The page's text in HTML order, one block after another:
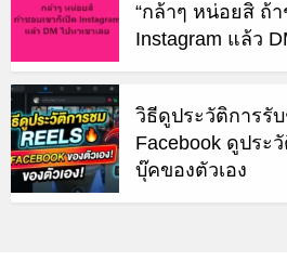
“กล้าๆ หน่อยสิ ถ้า
Instagram แล้ว
วิธีดูประวัติการรั
Facebook ดูประ
บุ๊คของตัวเอง